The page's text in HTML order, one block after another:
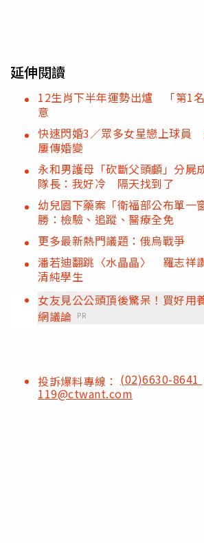
延伸閱讀
12生肖下半年運勢出爐 「第1
意
快速閃婚3／眾多女星戀上球員
屢傳婚變
永和男護母「砍斷父頭顱」分
隊長：我好冷 隔天找到了
幼兒園下藥案「衛福部公布單
勝：檢驗、追蹤、醫療全免
更多最新熱門議題：俄烏戰爭
潘若迪翻跳〈水晶晶〉 羅志祥
清純學生
女友見公公頭頂後驚呆！買好用
網議論 PR
投訴爆料專線： (02)6630-8641
119@ctwant.com